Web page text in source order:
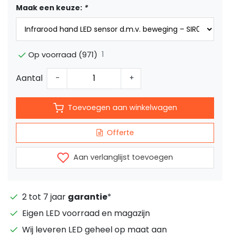
Maak een keuze: *
Op voorraad (971) 1
Aantal - +
Toevoegen aan winkelwagen
Offerte
Aan verlanglijst toevoegen
2 tot 7 jaar garantie*
Eigen LED voorraad en magazijn
Wij leveren LED geheel op maat aan